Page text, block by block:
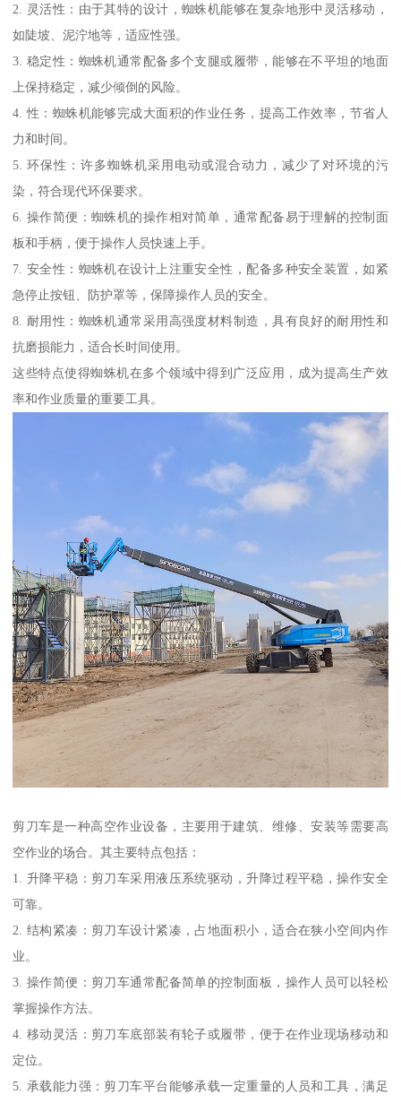
2. 灵活性：由于其特的设计，蜘蛛机能够在复杂地形中灵活移动，
如陡坡、泥泞地等，适应性强。
3. 稳定性：蜘蛛机通常配备多个支腿或履带，能够在不平坦的地面
上保持稳定，减少倾倒的风险。
4. 性：蜘蛛机能够完成大面积的作业任务，提高工作效率，节省人
力和时间。
5. 环保性：许多蜘蛛机采用电动或混合动力，减少了对环境的污
染，符合现代环保要求。
6. 操作简便：蜘蛛机的操作相对简单，通常配备易于理解的控制面
板和手柄，便于操作人员快速上手。
7. 安全性：蜘蛛机在设计上注重安全性，配备多种安全装置，如紧
急停止按钮、防护罩等，保障操作人员的安全。
8. 耐用性：蜘蛛机通常采用高强度材料制造，具有良好的耐用性和
抗磨损能力，适合长时间使用。
这些特点使得蜘蛛机在多个领域中得到广泛应用，成为提高生产效
率和作业质量的重要工具。
剪刀车是一种高空作业设备，主要用于建筑、维修、安装等需要高
空作业的场合。其主要特点包括：
1. 升降平稳：剪刀车采用液压系统驱动，升降过程平稳，操作安全
可靠。
2. 结构紧凑：剪刀车设计紧凑，占地面积小，适合在狭小空间内作
业。
3. 操作简便：剪刀车通常配备简单的控制面板，操作人员可以轻松
掌握操作方法。
4. 移动灵活：剪刀车底部装有轮子或履带，便于在作业现场移动和
定位。
5. 承载能力强：剪刀车平台能够承载一定重量的人员和工具，满足